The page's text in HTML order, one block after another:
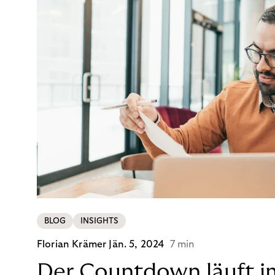
BLOG INSIGHTS
Florian Krämer Jän. 5, 2024 7 min